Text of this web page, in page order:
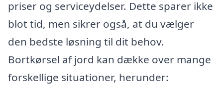
priser og serviceydelser. Dette sparer ikke
blot tid, men sikrer også, at du vælger
den bedste løsning til dit behov.
Bortkørsel af jord kan dække over mange
forskellige situationer, herunder: